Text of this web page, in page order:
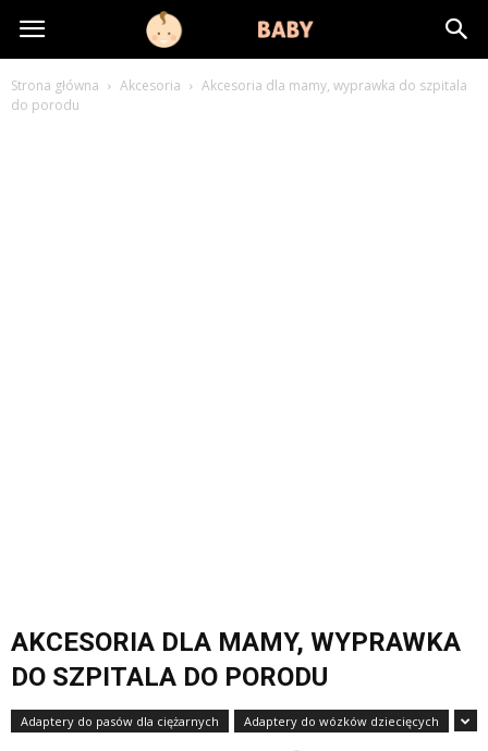
littlebaby.pl
Strona główna Akcesoria
Akcesoria dla mamy, wyprawka do szpitala
do porodu
AKCESORIA DLA MAMY, WYPRAWKA
DO SZPITALA DO PORODU
Adaptery do pasów dla ciężarnych Adaptery do wózków dziecięcych